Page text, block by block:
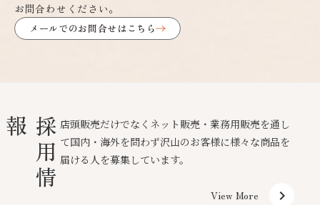
お問合わせください。
メールでのお問合せはこちら
採
用
情
報
店頭販売だけでなくネット販売・業務用販売を通し
て国内・海外を問わず沢山のお客様に様々な商品を
届ける人を募集しています。
View More keyboard_arrow_right